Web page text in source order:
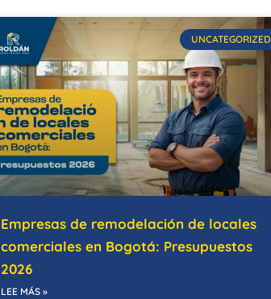
UNCATEGORIZED
Empresas de remodelación de locales
comerciales en Bogotá: Presupuestos
2026
LEE MÁS »